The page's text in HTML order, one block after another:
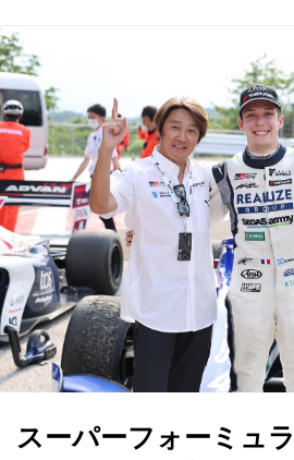
スーパーフォーミュ